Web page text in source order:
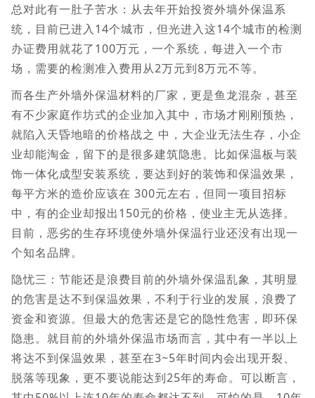
总对此有一肚子苦水：从去年开始投资外墙外保温系
统，目前已进入14个城市，但光进入这14个城市的检测
办证费用就花了100万元，一个系统，每进入一个市
场，需要的检测准入费用从2万元到8万元不等。
而各生产外墙外保温材料的厂家，更是鱼龙混杂，甚至
有不少家庭作坊式的企业加入其中，市场才刚刚预热，
就陷入天昏地暗的价格战之 中，大企业无法生存，小企
业却能淘金，留下的是很多建筑隐患。比如保温板与装
饰一体化成型安装系统，要达到好的装饰和保温效果，
每平方米的造价应该在 300元左右，但同一项目招标
中，有的企业却报出150元的价格，使业主无从选择。
目前，恶劣的生存环境使外墙外保温行业还没有出现一
个知名品牌。
隐忧三：节能还是浪费目前的外墙外保温乱象，其明显
的危害是达不到保温效果，不利于行业的发展，浪费了
资金和资源。但最大的危害还是它的隐性危害，即环保
隐患。就目前的外墙外保温市场而言，其中有一半以上
将达不到保温效果，甚至在3~5年时间内会出现开裂、
脱落等现象，更不要说能达到25年的寿命。可以断言，